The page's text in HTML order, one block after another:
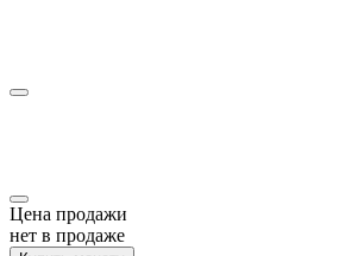
Цена продажи
нет в продаже